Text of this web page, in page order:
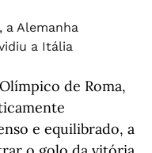
a Alemanha
a Itália
de Roma,
e equilibrado, a